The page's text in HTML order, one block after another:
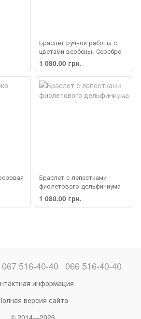
Браслет ручной работы с
цветами вербены. Серебро
1 080.00 грн.
Браслет с лепестками
фиолетового дельфиниума
1 080.00 грн.
067 516-40-40 066 516-40-40
информация
версия сайта
© 2014—2026